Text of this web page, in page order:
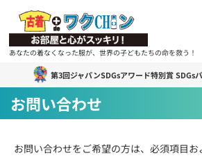
あなたの着なくなった服が、世界の子どもたちの命を救う！
古着deワクチンについて
第3回ジャパンSDGsアワード特別賞 SDGs
お問い合わせ
お問い合わせをご希望の方は、必須項目